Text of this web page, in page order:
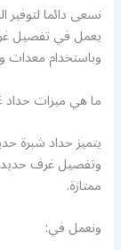
نسعى دائما
يعمل في تفصيل
وباستخدام معدات
ما هي ميزات
يتميز حداد شبرة
وتفصيل غرف حديد
ممتازة.
ونعمل في: